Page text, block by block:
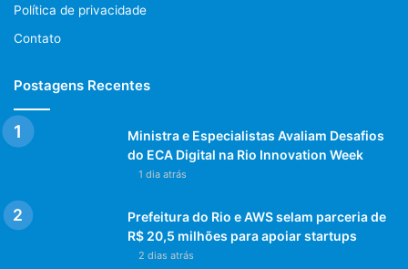
acompanhe as redes sociais da Feira. A Merco Noroeste é
uma promoção e organização da B2B Empreendimentos.
Informação: Eusébio Dornellas | Agência Comuniqque –
www.comuniqque.com
Agricultura)
1.067
Política de privacidade
Contato
Postagens Recentes
Ministra e Especialistas Avaliam Desafios
do ECA Digital na Rio Innovation Week
1 dia atrás
Prefeitura do Rio e AWS selam parceria de
R$ 20,5 milhões para apoiar startups
2 dias atrás